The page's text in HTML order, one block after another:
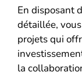
En disposant
détaillée,
projets qui
la